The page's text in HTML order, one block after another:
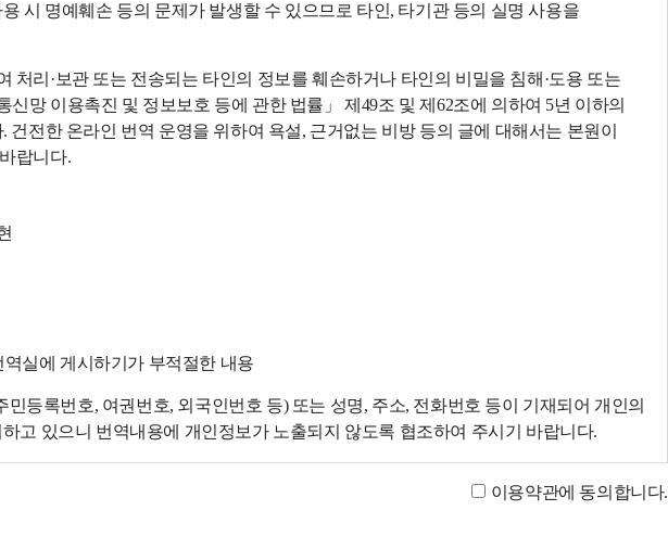
시 명예훼손 등의 문제가 발생할 수 있으므로 타인, 타기관 등의 실명 사용을
처리·보관 또는 전송되는 타인의 정보를 훼손하거나 타인의 비밀을 침해·도용 또는
망 이용촉진 및 정보보호 등에 관한 법률」 제49조 및 제62조에 의하여 5년 이하의
전한 온라인 번역 운영을 위하여 욕설, 근거없는 비방 등의 글에 대해서는 본원이
랍니다.
실에 게시하기가 부적절한 내용
등록번호, 여권번호, 외국인번호 등) 또는 성명, 주소, 전화번호 등이 기재되어 개인의
고 있으니 번역내용에 개인정보가 노출되지 않도록 협조하여 주시기 바랍니다.
이용약관에 동의합니다.